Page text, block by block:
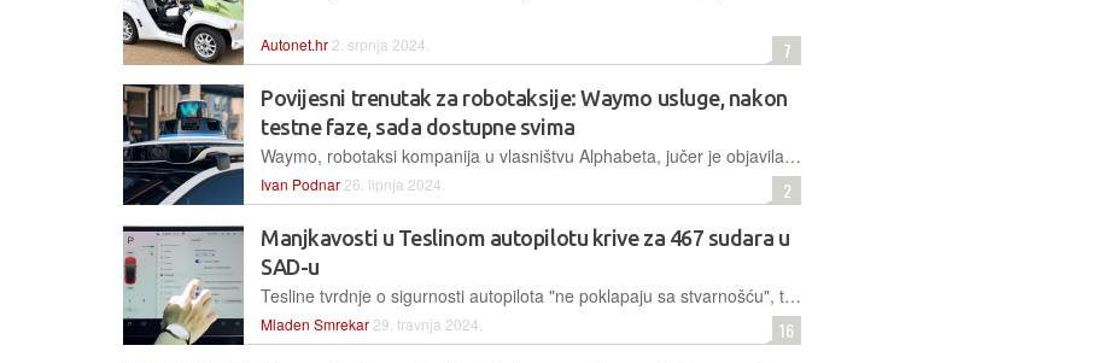
Autonet.hr 2. srpnja 2024. 7
Povijesni trenutak za robotaksije: Waymo usluge, nakon
testne faze, sada dostupne svima
Waymo, robotaksi kompanija u vlasništvu Alphabeta, jučer je objavila da njegova autonomna usluga prijevoza, Waymo One, od sada prestaje biti u testnoj fazi i dostupna je svim stanovnicima i posjetiteljima San Francisca
Ivan Podnar 26. lipnja 2024. 2
Manjkavosti u Teslinom autopilotu krive za 467 sudara u
SAD-u
Tesline tvrdnje o sigurnosti autopilota "ne poklapaju sa stvarnošću", tvrdi američka Nacionalna uprava za sigurnost u prometu
Mladen Smrekar 29. travnja 2024. 16